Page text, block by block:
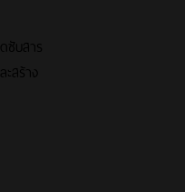
ซับสาร
สร้าง